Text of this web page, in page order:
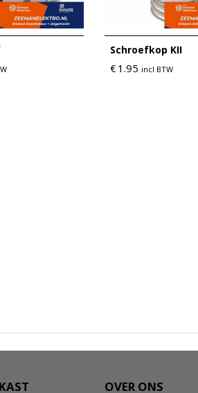
Schroefkop KII
€ 1.95 incl BTW
OVER ONS